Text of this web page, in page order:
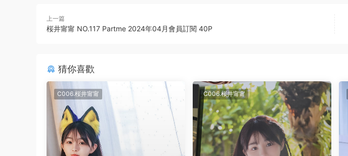
上一篇
桜井甯甯 NO.117 Partme 2024年04月會員訂閱 40P
猜你喜歡
C006.桜井甯甯 C006.桜井甯甯